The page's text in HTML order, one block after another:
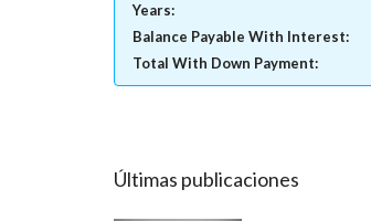
Years:
Balance Payable With Interest:
Total With Down Payment:
Últimas publicaciones